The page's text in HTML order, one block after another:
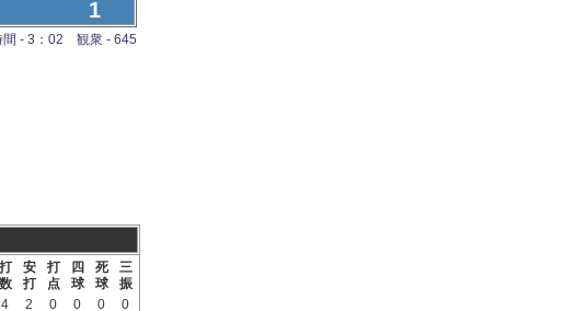
1
間 - 3：02 観衆 - 645
打
数
安
打
打
点
四
球
死
球
三
振
4 2 0 0 0
0